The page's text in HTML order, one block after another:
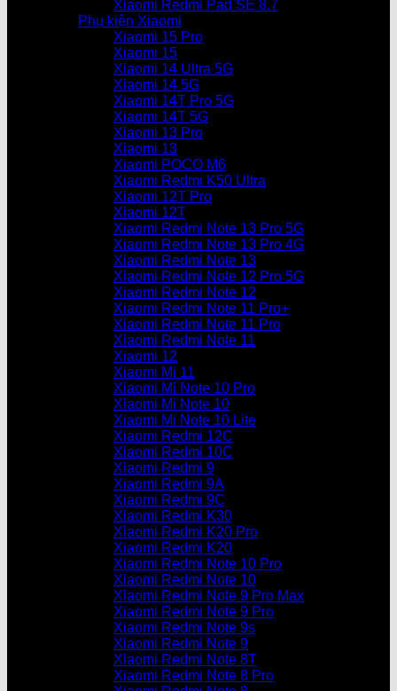
Xiaomi Redmi Pad SE 8.7
Phụ kiện Xiaomi
Xiaomi 15 Pro
Xiaomi 15
Xiaomi 14 Ultra 5G
Xiaomi 14 5G
Xiaomi 14T Pro 5G
Xiaomi 14T 5G
Xiaomi 13 Pro
Xiaomi 13
Xiaomi POCO M6
Xiaomi Redmi K50 Ultra
Xiaomi 12T Pro
Xiaomi 12T
Xiaomi Redmi Note 13 Pro 5G
Xiaomi Redmi Note 13 Pro 4G
Xiaomi Redmi Note 13
Xiaomi Redmi Note 12 Pro 5G
Xiaomi Redmi Note 12
Xiaomi Redmi Note 11 Pro+
Xiaomi Redmi Note 11 Pro
Xiaomi Redmi Note 11
Xiaomi 12
Xiaomi Mi 11
Xiaomi Mi Note 10 Pro
Xiaomi Mi Note 10
Xiaomi Mi Note 10 Lite
Xiaomi Redmi 12C
Xiaomi Redmi 10C
Xiaomi Redmi 9
Xiaomi Redmi 9A
Xiaomi Redmi 9C
Xiaomi Redmi K30
Xiaomi Redmi K20 Pro
Xiaomi Redmi K20
Xiaomi Redmi Note 10 Pro
Xiaomi Redmi Note 10
Xiaomi Redmi Note 9 Pro Max
Xiaomi Redmi Note 9 Pro
Xiaomi Redmi Note 9s
Xiaomi Redmi Note 9
Xiaomi Redmi Note 8T
Xiaomi Redmi Note 8 Pro